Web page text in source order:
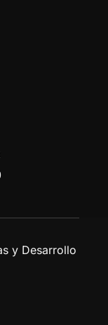
y Desarrollo